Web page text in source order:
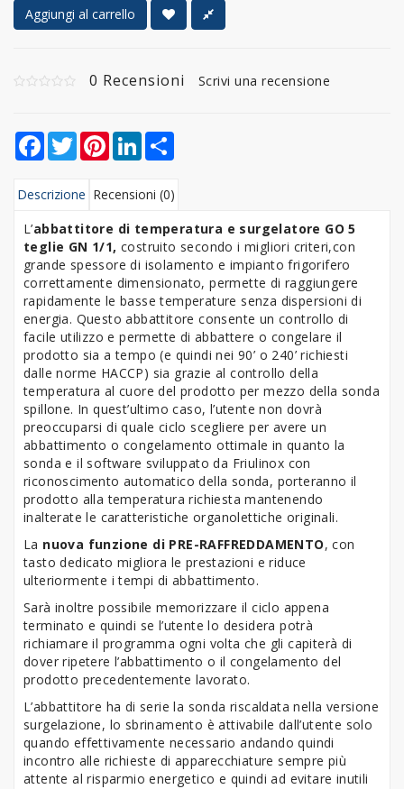
Aggiungi al carrello
0 Recensioni Scrivi una recensione
Facebook
TwitterPinterestLinkedIn
Descrizione Recensioni (0)
L’abbattitore di temperatura e surgelatore GO5
teglie GN 1/1, costruito secondo i migliori criteri,con
grande spessore di isolamento e impianto frigorifero
correttamente dimensionato, permette di raggiungere
rapidamente le basse temperature senza dispersioni di
energia. Questo abbattitore consente un controllo di
facile utilizzo e permette di abbattere o congelare il
prodotto sia a tempo (e quindi nei 90’ o 240’ richiesti
dalle norme HACCP) sia grazie al controllo della
temperatura al cuore del prodotto per mezzo della sonda
spillone. In quest’ultimo caso, l’utente non dovrà
preoccuparsi di quale ciclo scegliere per avere un
abbattimento o congelamento ottimale in quanto la
sonda e il software sviluppato da Friulinox con
riconoscimento automatico della sonda, porteranno il
prodotto alla temperatura richiesta mantenendo
inalterate le caratteristiche organolettiche originali.
La nuova funzione di PRE-RAFFREDDAMENTO, con
tasto dedicato migliora le prestazioni e riduce
ulteriormente i tempi di abbattimento.
Sarà inoltre possibile memorizzare il ciclo appena
terminato e quindi se l’utente lo desidera potrà
richiamare il programma ogni volta che gli capiterà di
dover ripetere l’abbattimento o il congelamento del
prodotto precedentemente lavorato.
L’abbattitore ha di serie la sonda riscaldata nella versione
surgelazione, lo sbrinamento è attivabile dall’utente solo
quando effettivamente necessario andando quindi
incontro alle richieste di apparecchiature sempre più
attente al risparmio energetico e quindi ad evitare inutili